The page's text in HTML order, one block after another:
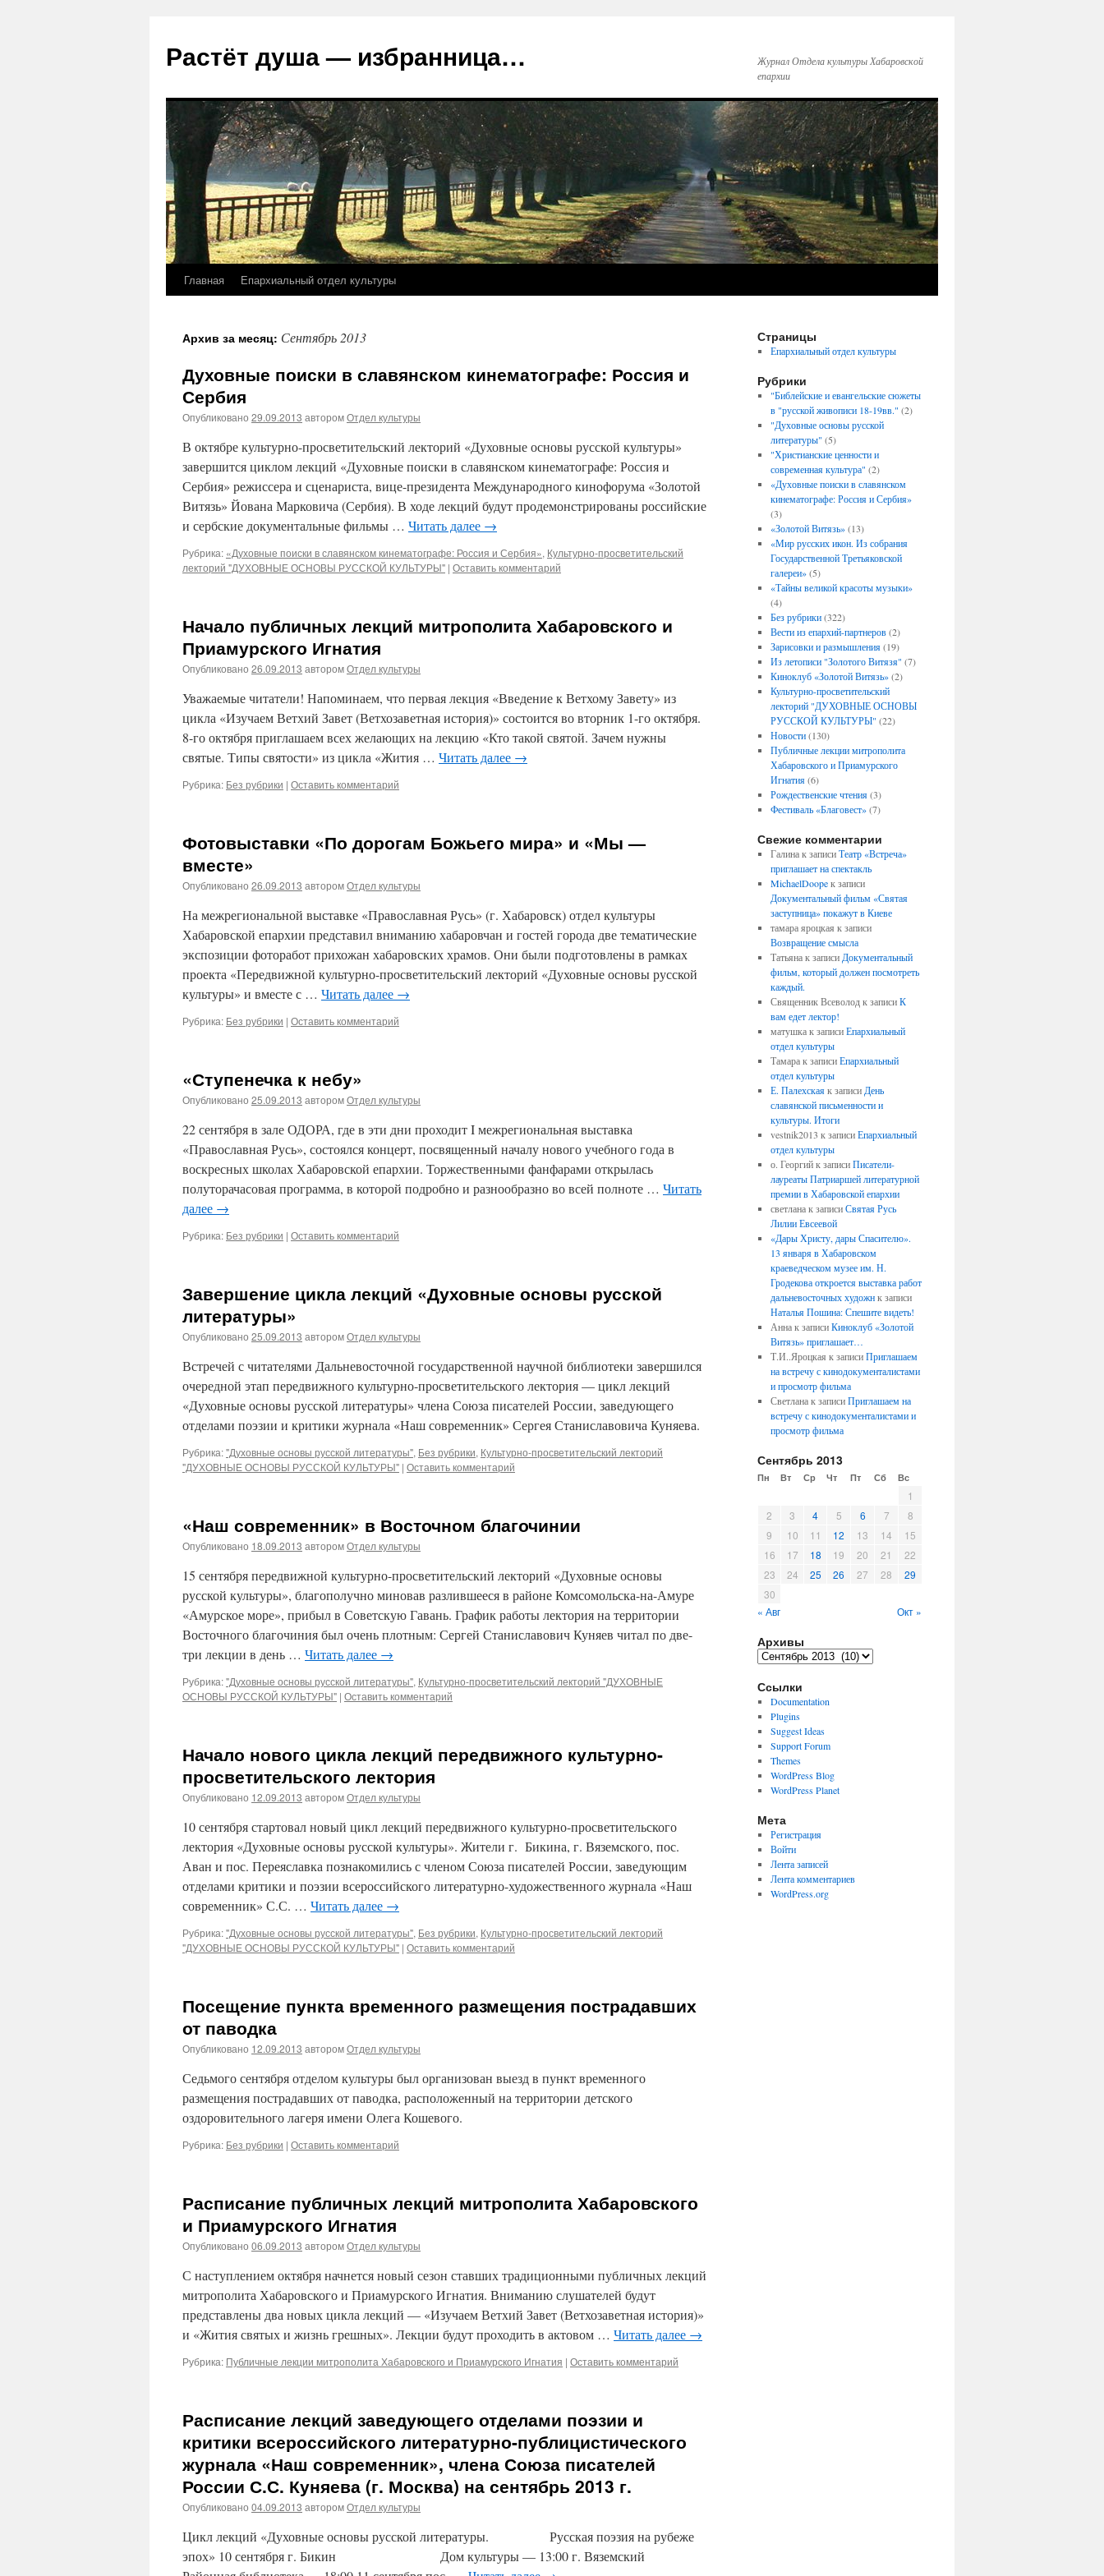
Растёт душа — избранница…
Журнал Отдела культуры Хабаровской
епархии
Перейти
содержимому
Главная Епархиальный отдел культуры
Архив за месяц: Сентябрь 2013
Духовные поиски в славянском кинематографе: Россия и
Сербия
Опубликовано 29.09.2013 авторомОтдел культуры
В октябре культурно-просветительский лекторий «Духовные основы русской культуры»
завершится циклом лекций «Духовные поиски в славянском кинематографе: Россия и
Сербия» режиссера и сценариста, вице-президента Международного кинофорума «Золотой
Витязь» Йована Марковича (Сербия). В ходе лекций будут продемонстрированы российские
и сербские документальные фильмы … Читать далее →
Рубрика: «Духовные поиски в славянском кинематографе: Россия и Сербия», Культурно-просветительский
лекторий "ДУХОВНЫЕ ОСНОВЫ РУССКОЙ КУЛЬТУРЫ" | Оставить комментарий
Начало публичных лекций митрополита Хабаровского и
Приамурского Игнатия
Опубликовано 26.09.2013 авторомОтдел культуры
Уважаемые читатели! Напоминаем, что первая лекция «Введение к Ветхому Завету» из
цикла «Изучаем Ветхий Завет (Ветхозаветная история)» состоится во вторник 1-го октября.
8-го октября приглашаем всех желающих на лекцию «Кто такой святой. Зачем нужны
святые. Типы святости» из цикла «Жития … Читать далее →
Рубрика: Без рубрики | Оставить комментарий
Фотовыставки «По дорогам Божьего мира» и «Мы —
вместе»
Опубликовано 26.09.2013 авторомОтдел культуры
На межрегиональной выставке «Православная Русь» (г. Хабаровск) отдел культуры
Хабаровской епархии представил вниманию хабаровчан и гостей города две тематические
экспозиции фоторабот прихожан хабаровских храмов. Они были подготовлены в рамках
проекта «Передвижной культурно-просветительский лекторий «Духовные основы русской
культуры» и вместе с … Читать далее →
Рубрика: Без рубрики | Оставить комментарий
«Ступенечка к небу»
Опубликовано 25.09.2013 авторомОтдел культуры
22 сентября в зале ОДОРА, где в эти дни проходит I межрегиональная выставка
«Православная Русь», состоялся концерт, посвященный началу нового учебного года в
воскресных школах Хабаровской епархии. Торжественными фанфарами открылась
полуторачасовая программа, в которой подробно и разнообразно во всей полноте … Читать
далее →
Рубрика: Без рубрики | Оставить комментарий
Завершение цикла лекций «Духовные основы русской
литературы»
Опубликовано 25.09.2013 авторомОтдел культуры
Встречей с читателями Дальневосточной государственной научной библиотеки завершился
очередной этап передвижного культурно-просветительского лектория — цикл лекций
«Духовные основы русской литературы» члена Союза писателей России, заведующего
отделами поэзии и критики журнала «Наш современник» Сергея Станиславовича Куняева.
Рубрика:"Духовные основы русской литературы", Без рубрики, Культурно-просветительский лекторий
"ДУХОВНЫЕ ОСНОВЫ РУССКОЙ КУЛЬТУРЫ" | Оставить комментарий
«Наш современник» в Восточном благочинии
Опубликовано 18.09.2013 авторомОтдел культуры
15 сентября передвижной культурно-просветительский лекторий «Духовные основы
русской культуры», благополучно миновав разлившееся в районе Комсомольска-на-Амуре
«Амурское море», прибыл в Советскую Гавань. График работы лектория на территории
Восточного благочиния был очень плотным: Сергей Станиславович Куняев читал по две-
три лекции в день … Читать далее →
Рубрика:"Духовные основы русской литературы", Культурно-просветительский лекторий "ДУХОВНЫЕ
ОСНОВЫ РУССКОЙ КУЛЬТУРЫ" | Оставить комментарий
Начало нового цикла лекций передвижного культурно-
просветительского лектория
Опубликовано 12.09.2013 авторомОтдел культуры
10 сентября стартовал новый цикл лекций передвижного культурно-просветительского
лектория «Духовные основы русской культуры». Жители г. Бикина, г. Вяземского, пос.
Аван и пос. Переяславка познакомились с членом Союза писателей России, заведующим
отделами критики и поэзии всероссийского литературно-художественного журнала «Наш
современник» С.С. … Читать далее →
Рубрика:"Духовные основы русской литературы", Без рубрики, Культурно-просветительский лекторий
"ДУХОВНЫЕ ОСНОВЫ РУССКОЙ КУЛЬТУРЫ" | Оставить комментарий
Посещение пункта временного размещения пострадавших
от паводка
Опубликовано 12.09.2013 авторомОтдел культуры
Седьмого сентября отделом культуры был организован выезд в пункт временного
размещения пострадавших от паводка, расположенный на территории детского
оздоровительного лагеря имени Олега Кошевого.
Рубрика: Без рубрики | Оставить комментарий
Расписание публичных лекций митрополита Хабаровского
и Приамурского Игнатия
Опубликовано 06.09.2013 авторомОтдел культуры
С наступлением октября начнется новый сезон ставших традиционными публичных лекций
митрополита Хабаровского и Приамурского Игнатия. Вниманию слушателей будут
представлены два новых цикла лекций — «Изучаем Ветхий Завет (Ветхозаветная история)»
и «Жития святых и жизнь грешных». Лекции будут проходить в актовом … Читать далее →
Рубрика: Публичные лекции митрополита Хабаровского и Приамурского Игнатия | Оставить комментарий
Расписание лекций заведующего отделами поэзии и
критики всероссийского литературно-публицистического
журнала «Наш современник», члена Союза писателей
России С.С. Куняева (г. Москва) на сентябрь 2013 г.
Опубликовано 04.09.2013 авторомОтдел культуры
Цикл лекций «Духовные основы русской литературы. Русская поэзия на рубеже
эпох» 10 сентября г. Бикин Дом культуры — 13:00 г. Вяземский
Страницы
Епархиальный отдел культуры
Рубрики
"Библейские и евангельские сюжеты
в "русской живописи 18-19вв." (2)
"Духовные основы русской
литературы" (5)
"Христианские ценности и
современная культура" (2)
«Духовные поиски в славянском
кинематографе: Россия и Сербия»
(3)
«Золотой Витязь»(13)
«Мир русских икон. Из собрания
Государственной Третьяковской
галереи»(5)
«Тайны великой красоты музыки»
(4)
Без рубрики(322)
Вести из епархий-партнеров(2)
Зарисовки и размышления(19)
Из летописи "Золотого Витязя" (7)
Киноклуб «Золотой Витязь»(2)
Культурно-просветительский
лекторий "ДУХОВНЫЕ ОСНОВЫ
РУССКОЙ КУЛЬТУРЫ" (22)
Новости(130)
Публичные лекции митрополита
Хабаровского и Приамурского
Игнатия(6)
Рождественские чтения(3)
Фестиваль «Благовест»(7)
Свежие комментарии
Галинак записиТеатр «Встреча»
приглашает на спектакль
MichaelDoopeк записи
Документальный фильм «Святая
заступница» покажут в Киеве
тамара яроцкая к записи
Возвращение смысла
Татьянак записи Документальный
фильм, который должен посмотреть
каждый.
Священник Всеволодк записиК
вам едет лектор!
матушкак записиЕпархиальный
отдел культуры
Тамарак записиЕпархиальный
отдел культуры
Е. Палехскаяк записи День
славянской письменности и
культуры. Итоги
vestnik2013 к записиЕпархиальный
отдел культуры
о. Георгийк записиПисатели-
лауреаты Патриаршей литературной
премии в Хабаровской епархии
светланак записиСвятая Русь
Лилии Евсеевой
«Дары Христу, дары Спасителю».
13 января в Хабаровском
краеведческом музее им. Н.
Гродекова откроется выставка работ
дальневосточных художнк записи
Наталья Пошина: Спешите видеть!
Аннак записиКиноклуб «Золотой
Витязь» приглашает…
Т.И..Яроцкая к записиПриглашаем
на встречу с кинодокументалистами
и просмотр фильма
Светланак записиПриглашаем на
встречу с кинодокументалистами и
просмотр фильма
Сентябрь 2013
Пн Вт Ср Чт Пт Сб Вс
1
2
3 4 5 6 7
8
9
10 11 12 13 14
15
16
17 18 19 20 21
22
23
24 25 26 27 28
29
30
« Авг
Окт »
Архивы
Архивы
Ссылки
Documentation
Plugins
Suggest Ideas
Support Forum
Themes
WordPress Blog
WordPress Planet
Мета
Регистрация
Войти
Лента записей
Лента комментариев
WordPress.org